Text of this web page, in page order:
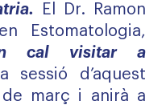
El Dr. Ramon
Estomatologia,
cal visitar a
sessió d’aquest
març i anirà a